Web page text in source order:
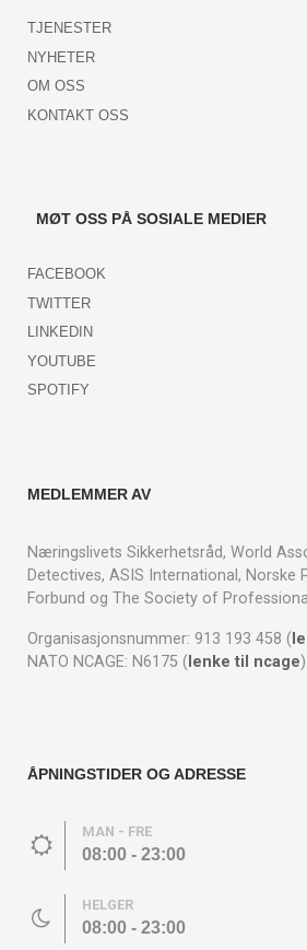
TJENESTER
NYHETER
OM OSS
KONTAKT OSS
MØT OSS PÅ SOSIALE MEDIER
FACEBOOK
TWITTER
LINKEDIN
YOUTUBE
SPOTIFY
MEDLEMMER AV
Næringslivets Sikkerhetsråd, World
Detectives, ASIS International, Norske
Forbund og The Society of
Organisasjonsnummer: 913 193 458 (
NATO NCAGE: N6175 ( lenke til ncage).
ÅPNINGSTIDER OG ADRESSE
MAN - FRE
08:00 - 23:00
HELGER
08:00 - 23:00